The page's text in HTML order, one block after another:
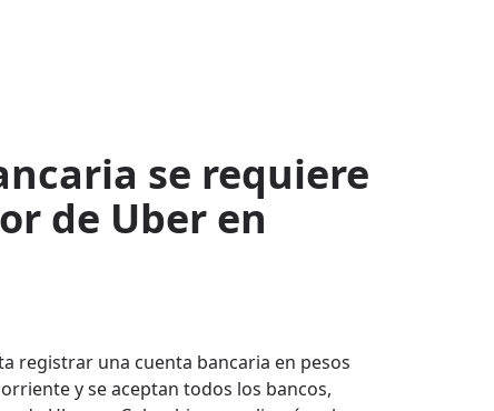
se requiere
de Uber en
registrar una cuenta bancaria en pesos
y se aceptan todos los bancos,